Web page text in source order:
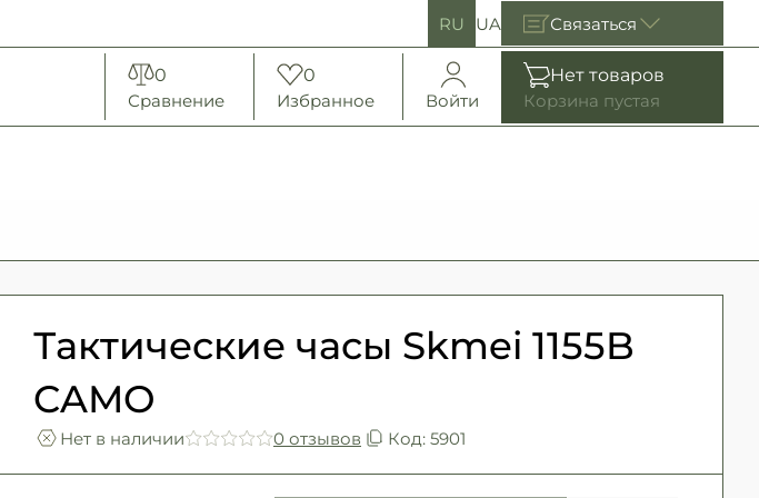
RU UA Связаться
+38 (098) 287-45-45
+38 (093) 287-45-45
+38 (099) 287-45-45
0
Сравнение
0
Избранное Войти
Нет товаров
Корзина пустая
Тактические часы Skmei 1155B
CAMO
Нет в наличии 0 отзывов Код: 5901